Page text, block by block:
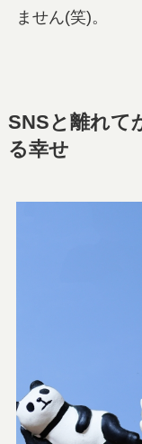
ません(笑)。
SNSと離れて
る幸せ